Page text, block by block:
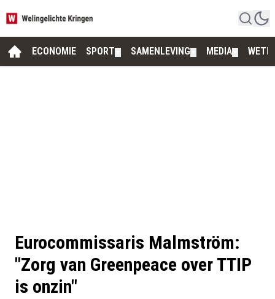
ECONOMIE SPORT SAMENLEVING MEDIA
Eurocommissaris Malmström:
"Zorg van Greenpeace over TTIP
is onzin"